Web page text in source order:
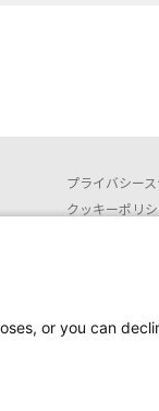
プライバシー
クッキーポリ
or you can